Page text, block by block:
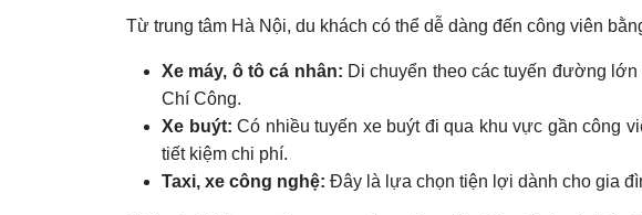
Từ trung tâm Hà Nội, du khách có thể dễ dàng đến công viên
Xe máy, ô tô cá nhân: Di chuyển theo các tuyến đường
Chí Công.
Xe buýt: Có nhiều tuyến xe buýt đi qua khu vực gần công
tiết kiệm chi phí.
Taxi, xe công nghệ: Đây là lựa chọn tiện lợi dành cho gia